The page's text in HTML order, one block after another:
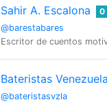
Sahir A. Escalona
@barestabares
0
Escritor de cuentos
Bateristas Venezuela
@bateristasvzla